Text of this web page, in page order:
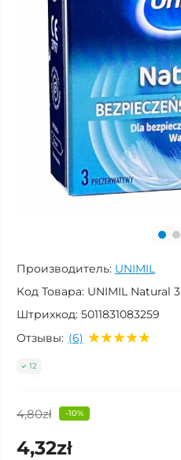
Производитель: UNIMIL
Код Товара: UNIMIL Natural 3
Штрихкод: 5011831083259
Отзывы: (6)
12
4,80zł -10%
4,32zł